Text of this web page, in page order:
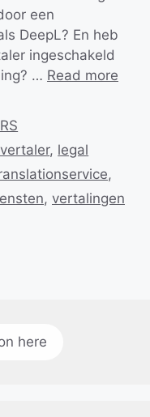
een
DeepL? En heb
ingeschakeld
… Read more
, legal
,
, vertalingen
here